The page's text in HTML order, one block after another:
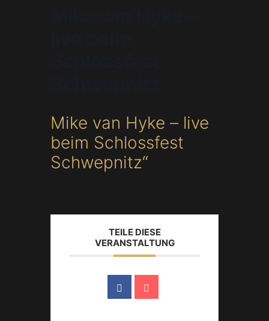
Mike van Hyke – live
beim Schlossfest
Schwepnitz“
TEILE DIESE
VERANSTALTUNG